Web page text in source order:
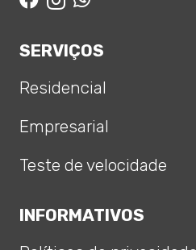
SERVIÇOS
Residencial
Empresarial
Teste de velocidade
INFORMATIVOS